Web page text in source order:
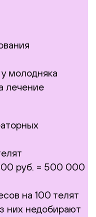
молодняка
лечение
руб. = 500 000
на 100 телят
них недобирают